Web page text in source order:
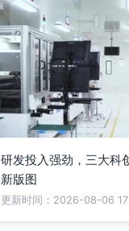
研发投入强劲，三大科
新版图
更新时间：2026-08-06